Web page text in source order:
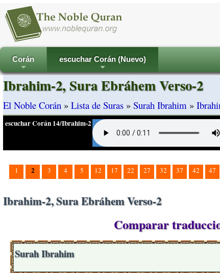
+
Corán
+
escuchar Corán (Nuevo)
Ibrahim-2, Sura Ebráhem Verso-2
El Noble Corán » Lista de Suras » Surah Ibrahim »
escuchar Corán 14/Ibrahim-2
1 2 3 4 5 12 17 22 27 32 37 42 47
Ibrahim-2, Sura Ebráhem Verso-2
Comparar
Surah Ibrahim